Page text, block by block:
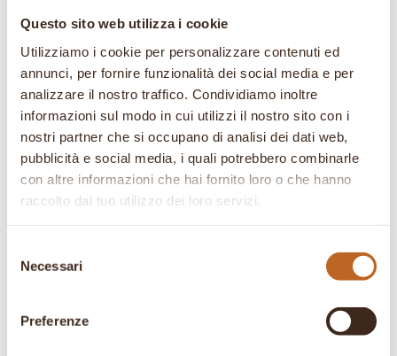
Questo sito web utilizza i cookie
Utilizziamo i cookie per personalizzare contenuti ed
annunci, per fornire funzionalità dei social media e per
analizzare il nostro traffico. Condividiamo inoltre
informazioni sul modo in cui utilizzi il nostro sito con i
nostri partner che si occupano di analisi dei dati web,
pubblicità e social media, i quali potrebbero combinarle
con altre informazioni che hai fornito loro o che hanno
raccolto dal tuo utilizzo dei loro servizi.
delNecessari
Preferenze
È uscito il nuovo numero di Italia a Tavola –
Gocce di Tè EP. 50 – Cattolica
Categorie
Case History